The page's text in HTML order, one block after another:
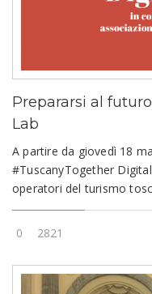
Prepararsi al
Lab
A partire da giovedì 18
#TuscanyTogether
operatori del turismo
0 2821